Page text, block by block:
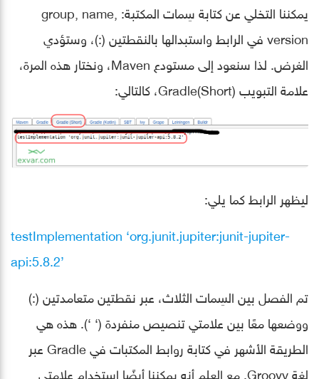
يمكننا التخلي عن كتابة سِمات المكتبة: group, name,
version في الرابط واستبدالها بالنقطتين (:)، وستؤدي
الغرض. لذا سنعود إلى مستودع Maven، ونختار هذه المرة،
علامة التبويب (Gradle(Short، كالتالي:
ليظهر الرابط كما يلي:
testImplementation ‘org.junit.jupiter:junit-jupiter-
api:5.8.2’
تم الفصل بين السِمات الثلاث، عبر نقطتين متعامدتين (:)
ووضعها معًا بين علامتي تنصيص منفردة (‘ ‘). هذه هي
الطريقة الأشهر في كتابة روابط المكتبات في Gradle عبر
لغة Groovy. مع العلم أنه يمكننا أيضًا استخدام علامتي